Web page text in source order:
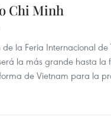
Chi Minh
de la Feria Internacional
la más grande hasta la
de Vietnam para la